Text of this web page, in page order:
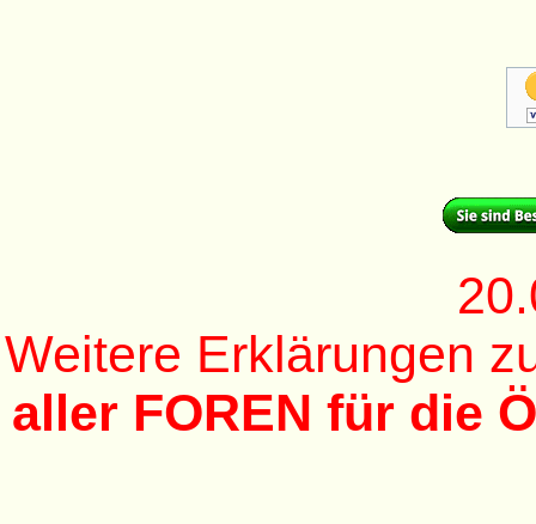
Weitere Erklärungen
aller FOREN für die